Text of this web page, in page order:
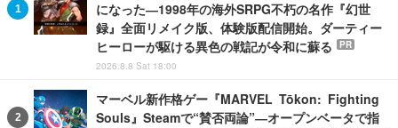
になった―1998年の海外SRPG不朽の名作『幻世
録』全面リメイク版、体験版配信開始。ダーティー
ヒーローが駆ける異色の戦記が令和に蘇る
PR
2026.8.8 Sat 18:00
マーベル新作格ゲー『MARVEL Tōkon: Fighting
Souls』Steamで“賛否両論”―オープンベータで指